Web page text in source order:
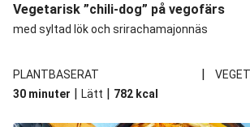
Vegetarisk ”chili-dog” på vegofärs
med syltad lök och srirachamajonnäs
PLANTBASERAT |
30 minuter | Lätt | 782 kcal